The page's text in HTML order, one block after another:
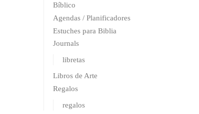
Bíblico
Agendas / Planificadores
Estuches para Biblia
Journals
libretas
Libros de Arte
Regalos
regalos